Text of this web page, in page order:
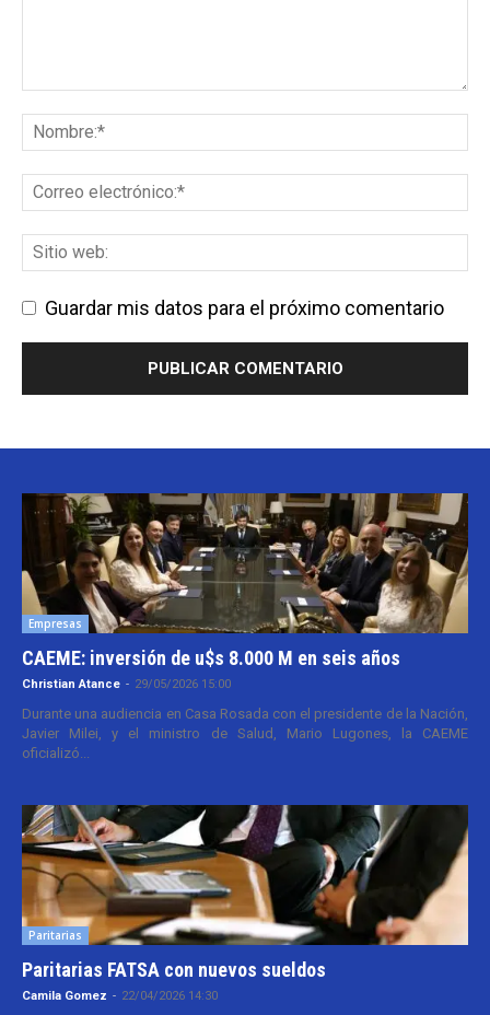
Guardar mis datos para el próximo comentario
Empresas
CAEME: inversión de u$s 8.000 M en seis años
Christian Atance - 29/05/2026 15:00
Durante una audiencia en Casa Rosada con el presidente de la Nación,
Javier Milei, y el ministro de Salud, Mario Lugones, la CAEME
oficializó...
Paritarias
Paritarias FATSA con nuevos sueldos
Camila Gomez - 22/04/2026 14:30